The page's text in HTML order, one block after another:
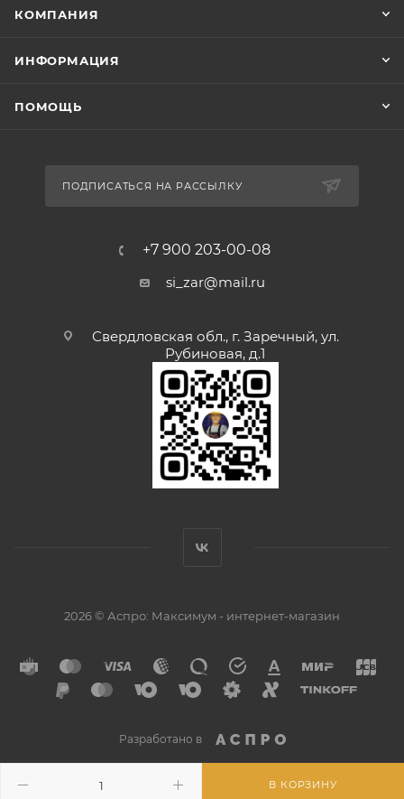
В КОРЗИНУ
КОМПАНИЯ
ИНФОРМАЦИЯ
ПОМОЩЬ
ПОДПИСАТЬСЯ НА РАССЫЛКУ
+7 900 203-00-08
si_zar@mail.ru
Свердловская обл., г. Заречный, ул.
Рубиновая, д.1
2026 © Аспро: Максимум - интернет-магазин
Разработано в